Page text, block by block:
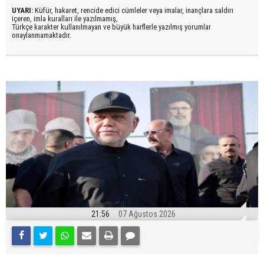
UYARI: Küfür, hakaret, rencide edici cümleler veya imalar, inançlara saldırı
içeren, imla kuralları ile yazılmamış,
Türkçe karakter kullanılmayan ve büyük harflerle yazılmış yorumlar
onaylanmamaktadır.
21:56 07 Ağustos 2026